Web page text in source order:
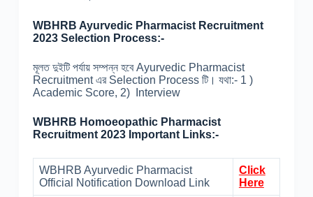
WBHRB Ayurvedic Pharmacist Recruitment
2023 Selection Process:-
মূলত দুইটি পর্যায় সম্পন্ন হবে Ayurvedic Pharmacist
Recruitment এর Selection Process টি। যথা:- 1 )
Academic Score, 2) Interview
WBHRB Homoeopathic Pharmacist
Recruitment 2023 Important Links:-
WBHRB Ayurvedic Pharmacist
Official Notification Download Link
Click
Here